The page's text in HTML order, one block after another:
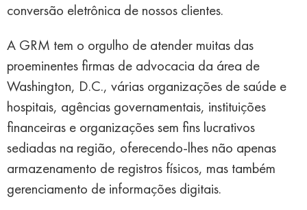
conversão eletrônica de nossos clientes.
A GRM tem o orgulho de atender muitas das
proeminentes firmas de advocacia da área de
Washington, D.C., várias organizações de saúde e
hospitais, agências governamentais, instituições
financeiras e organizações sem fins lucrativos
sediadas na região, oferecendo-lhes não apenas
armazenamento de registros físicos, mas também
gerenciamento de informações digitais.